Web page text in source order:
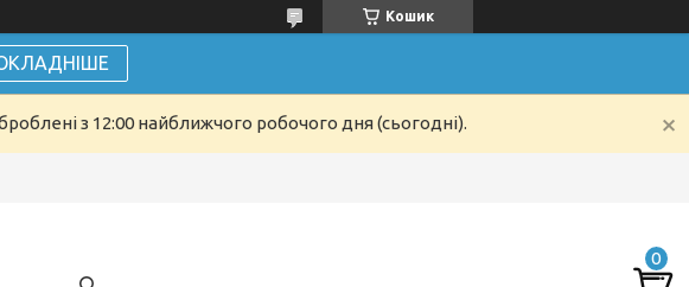
Кошик
з 12:00 найближчого робочого дня (сьогодні).